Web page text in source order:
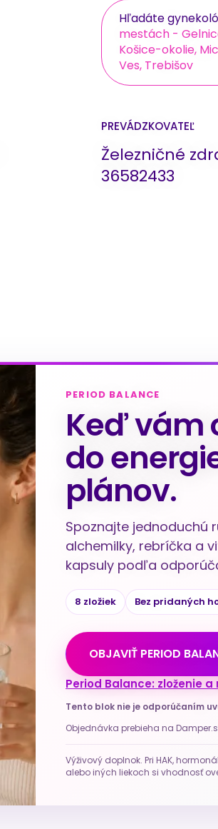
Hľadáte
mestách -
Košice-okolie,
Ves, Trebišov
PREVÁDZKOVATEĽ
Železničné
36582433
PERIOD BALANCE
Keď vám
do
plánov.
Spoznajte jednoduchú
alchemilky, rebríčka a
kapsuly podľa
8 zložiek Bez pridaných
OBJAVIŤ PERIOD
Period Balance: zloženie a
Tento blok nie je odporúčaním
Objednávka prebieha na
Výživový doplnok. Pri HAK,
alebo iných liekoch si vhodnosť